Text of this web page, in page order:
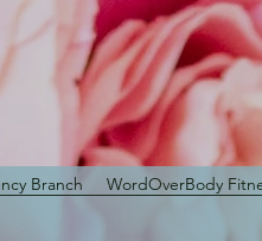
Branch WordOverBody